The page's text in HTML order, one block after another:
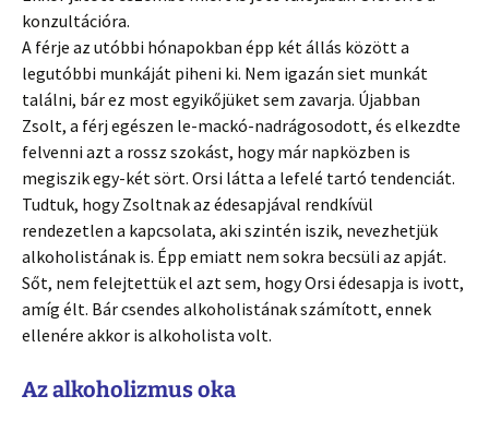
konzultációra.
A férje az utóbbi hónapokban épp két állás között a
legutóbbi munkáját piheni ki. Nem igazán siet munkát
találni, bár ez most egyikőjüket sem zavarja. Újabban
Zsolt, a férj egészen le-mackó-nadrágosodott, és elkezdte
felvenni azt a rossz szokást, hogy már napközben is
megiszik egy-két sört. Orsi látta a lefelé tartó tendenciát.
Tudtuk, hogy Zsoltnak az édesapjával rendkívül
rendezetlen a kapcsolata, aki szintén iszik, nevezhetjük
alkoholistának is. Épp emiatt nem sokra becsüli az apját.
Sőt, nem felejtettük el azt sem, hogy Orsi édesapja is ivott,
amíg élt. Bár csendes alkoholistának számított, ennek
ellenére akkor is alkoholista volt.
Az alkoholizmus oka